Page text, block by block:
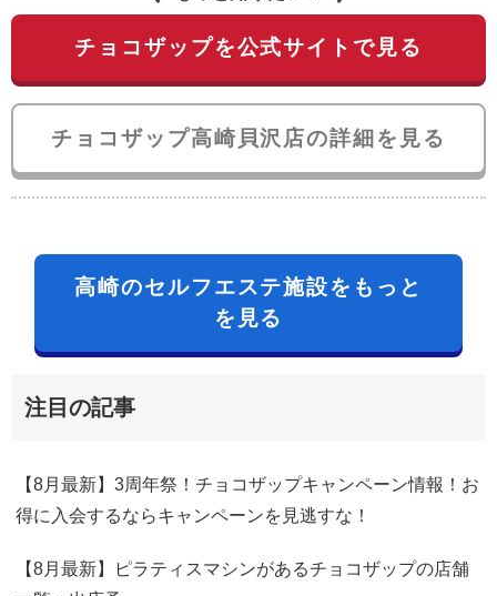
チョコザップを公式サイトで見る
チョコザップ高崎貝沢店の詳細を見る
高崎のセルフエステ施設をもっと
を見る
注目の記事
【8月最新】3周年祭！チョコザップキャンペーン情報！お
得に入会するならキャンペーンを見逃すな！
【8月最新】ピラティスマシンがあるチョコザップの店舗